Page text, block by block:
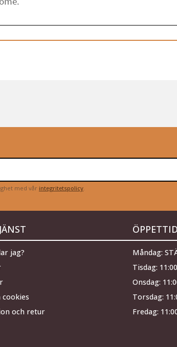
med vår integritetspolicy.
jag?
cookies
och retur
Måndag:
Tisdag:
Onsdag:
Torsdag:
Fredag: